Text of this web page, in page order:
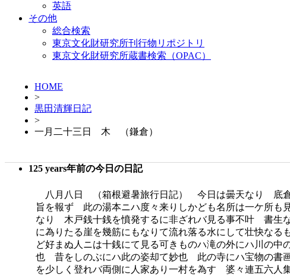
英語
その他
総合検索
東京文化財研究所刊行物リポジトリ
東京文化財研究所蔵書検索（OPAC）
HOME
>
黒田清輝日記
>
一月二十三日 木 （鎌倉）
125 years年前の今日の日記
八月八日 （箱根避暑旅行日記） 今日は曇天なり 底倉
旨を報ず 此の湯本ニハ度々来りしかども名所は一ケ所
なり 木戸銭十銭を憤発するに非ざれバ見る事不叶 書生
に為りたる崖を幾筋にもなりて流れ落る水にして壮快な
ど好まぬ人ニは十銭にて見る可きものハ滝の外にハ川の
也 昔をしのぶにハ此の姿却て妙也 此の寺にハ宝物の書
を少しく登れバ両側に人家あり一村を為す 婆々連五六人